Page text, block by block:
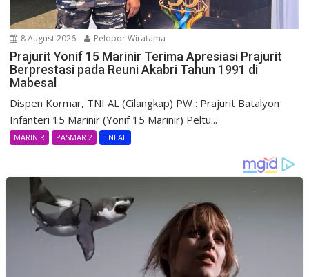
8 August 2026 Pelopor Wiratama
Prajurit Yonif 15 Marinir Terima Apresiasi Prajurit
Berprestasi pada Reuni Akabri Tahun 1991 di
Mabesal
Dispen Kormar, TNI AL (Cilangkap) PW : Prajurit Batalyon
Infanteri 15 Marinir (Yonif 15 Marinir) Peltu...
MARINIR PASMAR 2 TNI AL